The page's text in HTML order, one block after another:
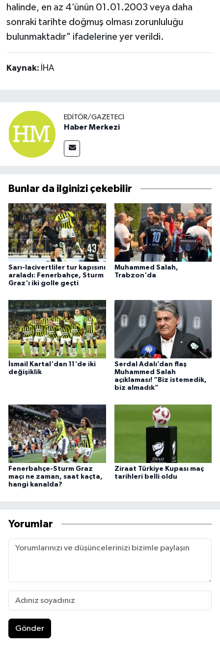
halinde, en az 4’ünün 01.01.2003 veya daha
sonraki tarihte doğmuş olması zorunluluğu
bulunmaktadır" ifadelerine yer verildi.
Kaynak: İHA
EDITÖR/GAZETECI
Haber Merkezi
Bunlar da ilginizi çekebilir
Sarı-lacivertliler tur kapısını
araladı: Fenerbahçe, Sturm
Graz'ı iki golle geçti
Muhammed Salah,
Trabzon'da
İsmail Kartal'dan 11'de iki
değişiklik
Serdal Adalı’dan flaş
Muhammed Salah
açıklaması! “Biz istemedik,
biz almadık”
Fenerbahçe-Sturm Graz
maçı ne zaman, saat kaçta,
hangi kanalda?
Ziraat Türkiye Kupası maç
tarihleri belli oldu
Yorumlar
Gönder